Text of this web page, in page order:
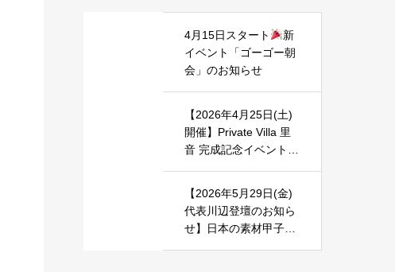
4月15日スタート
新
イベント「ゴーゴー朝
会」のお知らせ
【2026年4月25日(土)
開催】Private Villa 里
音 完成記念イベント開
【2026年5月29日(金)
代表川辺登壇のお知ら
せ】日本の素材甲子園